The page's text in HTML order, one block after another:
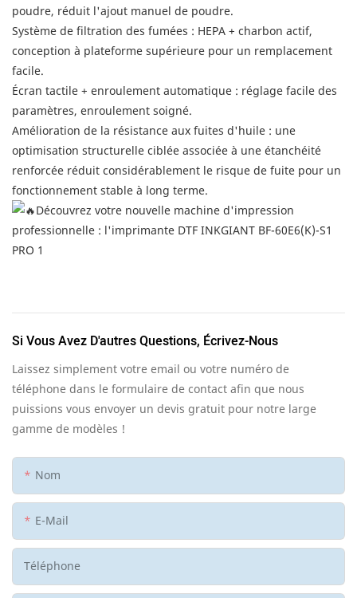
poudre, réduit l'ajout manuel de poudre.
Système de filtration des fumées : HEPA + charbon actif,
conception à plateforme supérieure pour un remplacement
facile.
Écran tactile + enroulement automatique : réglage facile des
paramètres, enroulement soigné.
Amélioration de la résistance aux fuites d'huile : une
optimisation structurelle ciblée associée à une étanchéité
renforcée réduit considérablement le risque de fuite pour un
fonctionnement stable à long terme.
Si Vous Avez D'autres Questions, Écrivez-Nous
Laissez simplement votre email ou votre numéro de
téléphone dans le formulaire de contact afin que nous
puissions vous envoyer un devis gratuit pour notre large
gamme de modèles !
Nom
E-Mail
Téléphone